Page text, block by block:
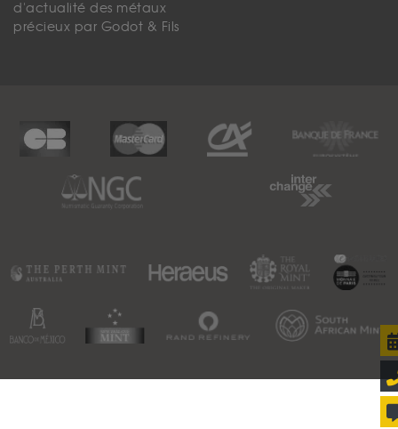
d'actualité des métaux
précieux par Godot & Fils